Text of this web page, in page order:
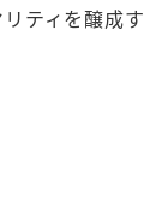
ティを醸成